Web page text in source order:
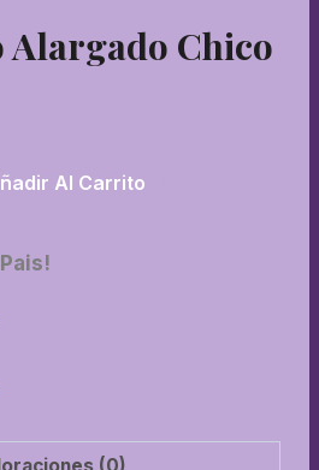
Alargado Chico
Al Carrito